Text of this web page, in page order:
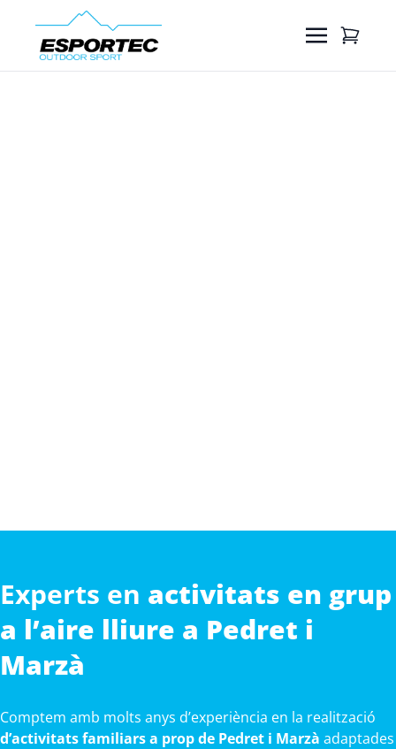
Experts en activitats en grup
a l’aire lliure a Pedret i
Marzà
Comptem amb molts anys d’experiència en la realització
d’activitats familiars a prop de Pedret i Marzà adaptades